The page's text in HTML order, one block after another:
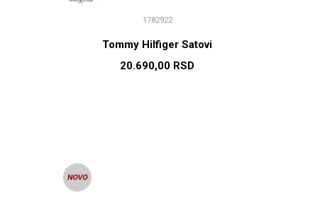
1782922
Tommy Hilfiger Satovi
20.690,00 RSD